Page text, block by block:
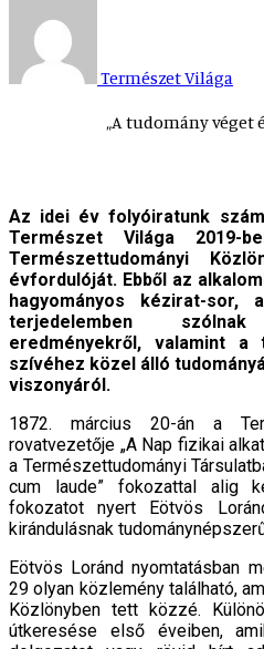
Természet Világa
„A tudomány véget
Az idei év folyóiratunk
Természet Világa 2019-
Természettudományi
évfordulóját. Ebből az
hagyományos kézirat-sor,
terjedelemben
eredményekről, valamint
szívéhez közel álló
viszonyáról.
1872. március 20-án a
rovatvezetője „A Nap fizikai
a Természettudományi
cum laude” fokozattal alig
fokozatot nyert Eötvös
kirándulásnak
Eötvös Loránd nyomtatásban
29 olyan közlemény található,
Közlönyben tett közzé.
útkeresése első éveiben,